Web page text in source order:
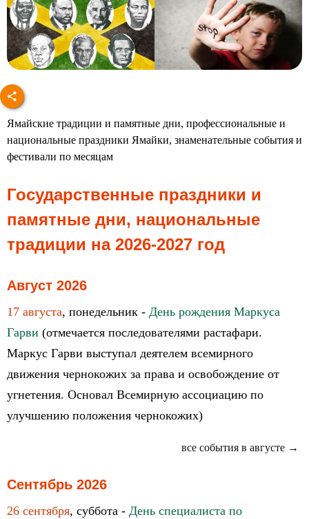
Ямайские традиции и памятные дни, профессиональные и
национальные праздники Ямайки, знаменательные события и
фестивали по месяцам
Государственные праздники и
памятные дни, национальные
традиции на 2026-2027 год
Август 2026
17 августа, понедельник - День рождения Маркуса
Гарви (отмечается последователями растафари.
Маркус Гарви выступал деятелем всемирного
движения чернокожих за права и освобождение от
угнетения. Основал Всемирную ассоциацию по
улучшению положения чернокожих)
все события в августе →
Сентябрь 2026
26 сентября, суббота - День специалиста по